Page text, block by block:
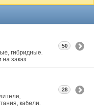
гибридные.
заказ
50
кабели.
28